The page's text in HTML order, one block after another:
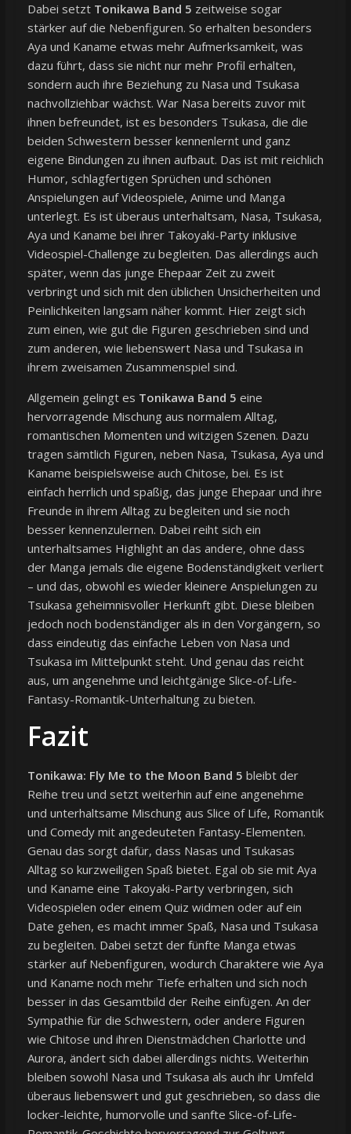
Dabei setzt Tonikawa Band 5 zeitweise sogar
stärker auf die Nebenfiguren. So erhalten besonders
Aya und Kaname etwas mehr Aufmerksamkeit, was
dazu führt, dass sie nicht nur mehr Profil erhalten,
sondern auch ihre Beziehung zu Nasa und Tsukasa
nachvollziehbar wächst. War Nasa bereits zuvor mit
ihnen befreundet, ist es besonders Tsukasa, die die
beiden Schwestern besser kennenlernt und ganz
eigene Bindungen zu ihnen aufbaut. Das ist mit reichlich
Humor, schlagfertigen Sprüchen und schönen
Anspielungen auf Videospiele, Anime und Manga
unterlegt. Es ist überaus unterhaltsam, Nasa, Tsukasa,
Aya und Kaname bei ihrer Takoyaki-Party inklusive
Videospiel-Challenge zu begleiten. Das allerdings auch
später, wenn das junge Ehepaar Zeit zu zweit
verbringt und sich mit den üblichen Unsicherheiten und
Peinlichkeiten langsam näher kommt. Hier zeigt sich
zum einen, wie gut die Figuren geschrieben sind und
zum anderen, wie liebenswert Nasa und Tsukasa in
ihrem zweisamen Zusammenspiel sind.
Allgemein gelingt es Tonikawa Band 5 eine
hervorragende Mischung aus normalem Alltag,
romantischen Momenten und witzigen Szenen. Dazu
tragen sämtlich Figuren, neben Nasa, Tsukasa, Aya und
Kaname beispielsweise auch Chitose, bei. Es ist
einfach herrlich und spaßig, das junge Ehepaar und ihre
Freunde in ihrem Alltag zu begleiten und sie noch
besser kennenzulernen. Dabei reiht sich ein
unterhaltsames Highlight an das andere, ohne dass
der Manga jemals die eigene Bodenständigkeit verliert
– und das, obwohl es wieder kleinere Anspielungen zu
Tsukasa geheimnisvoller Herkunft gibt. Diese bleiben
jedoch noch bodenständiger als in den Vorgängern, so
dass eindeutig das einfache Leben von Nasa und
Tsukasa im Mittelpunkt steht. Und genau das reicht
aus, um angenehme und leichtgänige Slice-of-Life-
Fantasy-Romantik-Unterhaltung zu bieten.
Fazit
Tonikawa: Fly Me to the Moon Band 5 bleibt der
Reihe treu und setzt weiterhin auf eine angenehme
und unterhaltsame Mischung aus Slice of Life, Romantik
und Comedy mit angedeuteten Fantasy-Elementen.
Genau das sorgt dafür, dass Nasas und Tsukasas
Alltag so kurzweiligen Spaß bietet. Egal ob sie mit Aya
und Kaname eine Takoyaki-Party verbringen, sich
Videospielen oder einem Quiz widmen oder auf ein
Date gehen, es macht immer Spaß, Nasa und Tsukasa
zu begleiten. Dabei setzt der fünfte Manga etwas
stärker auf Nebenfiguren, wodurch Charaktere wie Aya
und Kaname noch mehr Tiefe erhalten und sich noch
besser in das Gesamtbild der Reihe einfügen. An der
Sympathie für die Schwestern, oder andere Figuren
wie Chitose und ihren Dienstmädchen Charlotte und
Aurora, ändert sich dabei allerdings nichts. Weiterhin
bleiben sowohl Nasa und Tsukasa als auch ihr Umfeld
überaus liebenswert und gut geschrieben, so dass die
locker-leichte, humorvolle und sanfte Slice-of-Life-